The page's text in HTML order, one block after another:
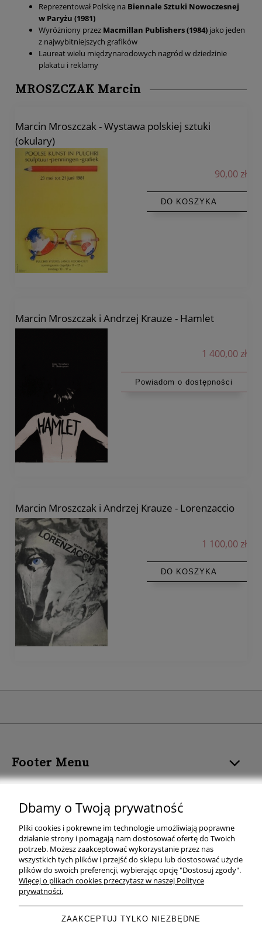
Reprezentował Polskę na Biennale Sztuki Nowoczesnej
w Paryżu (1981)
Wyróżniony przez Macmillan Publishers (1984) jako jeden
z najwybitniejszych grafików
Laureat wielu międzynarodowych nagród w dziedzinie
plakatu i reklamy
MROSZCZAK Marcin
Marcin Mroszczak - Wystawa polskiej sztuki
(okulary)
90,00 zł
DO KOSZYKA
Marcin Mroszczak i Andrzej Krauze - Hamlet
1 400,00 zł
Powiadom o dostępności
Marcin Mroszczak i Andrzej Krauze - Lorenzaccio
1 100,00 zł
DO KOSZYKA
Footer Menu
KOLOR PLAKATU
TEMAT PLAKATU
KOLEKCJE PLAKATÓW
Dbamy o Twoją prywatność
Pliki cookies i pokrewne im technologie umożliwiają poprawne
działanie strony i pomagają nam dostosować ofertę do Twoich
potrzeb. Możesz zaakceptować wykorzystanie przez nas
wszystkich tych plików i przejść do sklepu lub dostosować użycie
plików do swoich preferencji, wybierając opcję "Dostosuj zgody".
Więcej o plikach cookies przeczytasz w naszej Polityce
prywatności.
ZAAKCEPTUJ TYLKO NIEZBĘDNE